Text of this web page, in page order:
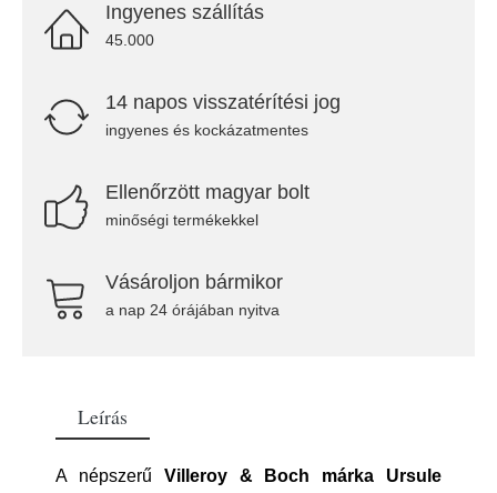
Ingyenes szállítás
45.000
14 napos visszatérítési jog
ingyenes és kockázatmentes
Ellenőrzött magyar bolt
minőségi termékekkel
Vásároljon bármikor
a nap 24 órájában nyitva
Leírás
A népszerű Villeroy & Boch márka Ursule